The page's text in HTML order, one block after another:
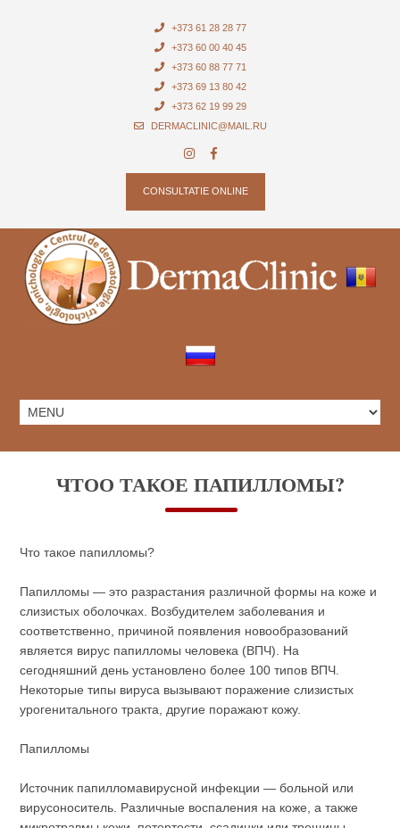
+373 61 28 28 77
+373 60 00 40 45
+373 60 88 77 71
+373 69 13 80 42
+373 62 19 99 29
DERMACLINIC@MAIL.RU
CONSULTATIE ONLINE
ЧТОО ТАКОЕ ПАПИЛЛОМЫ?
Что такое папилломы?
Папилломы — это разрастания различной формы на коже и
слизистых оболочках. Возбудителем заболевания и
соответственно, причиной появления новообразований
является вирус папилломы человека (ВПЧ). На
сегодняшний день установлено более 100 типов ВПЧ.
Некоторые типы вируса вызывают поражение слизистых
урогенитального тракта, другие поражают кожу.
Папилломы
Источник папилломавирусной инфекции — больной или
вирусоноситель. Различные воспаления на коже, а также